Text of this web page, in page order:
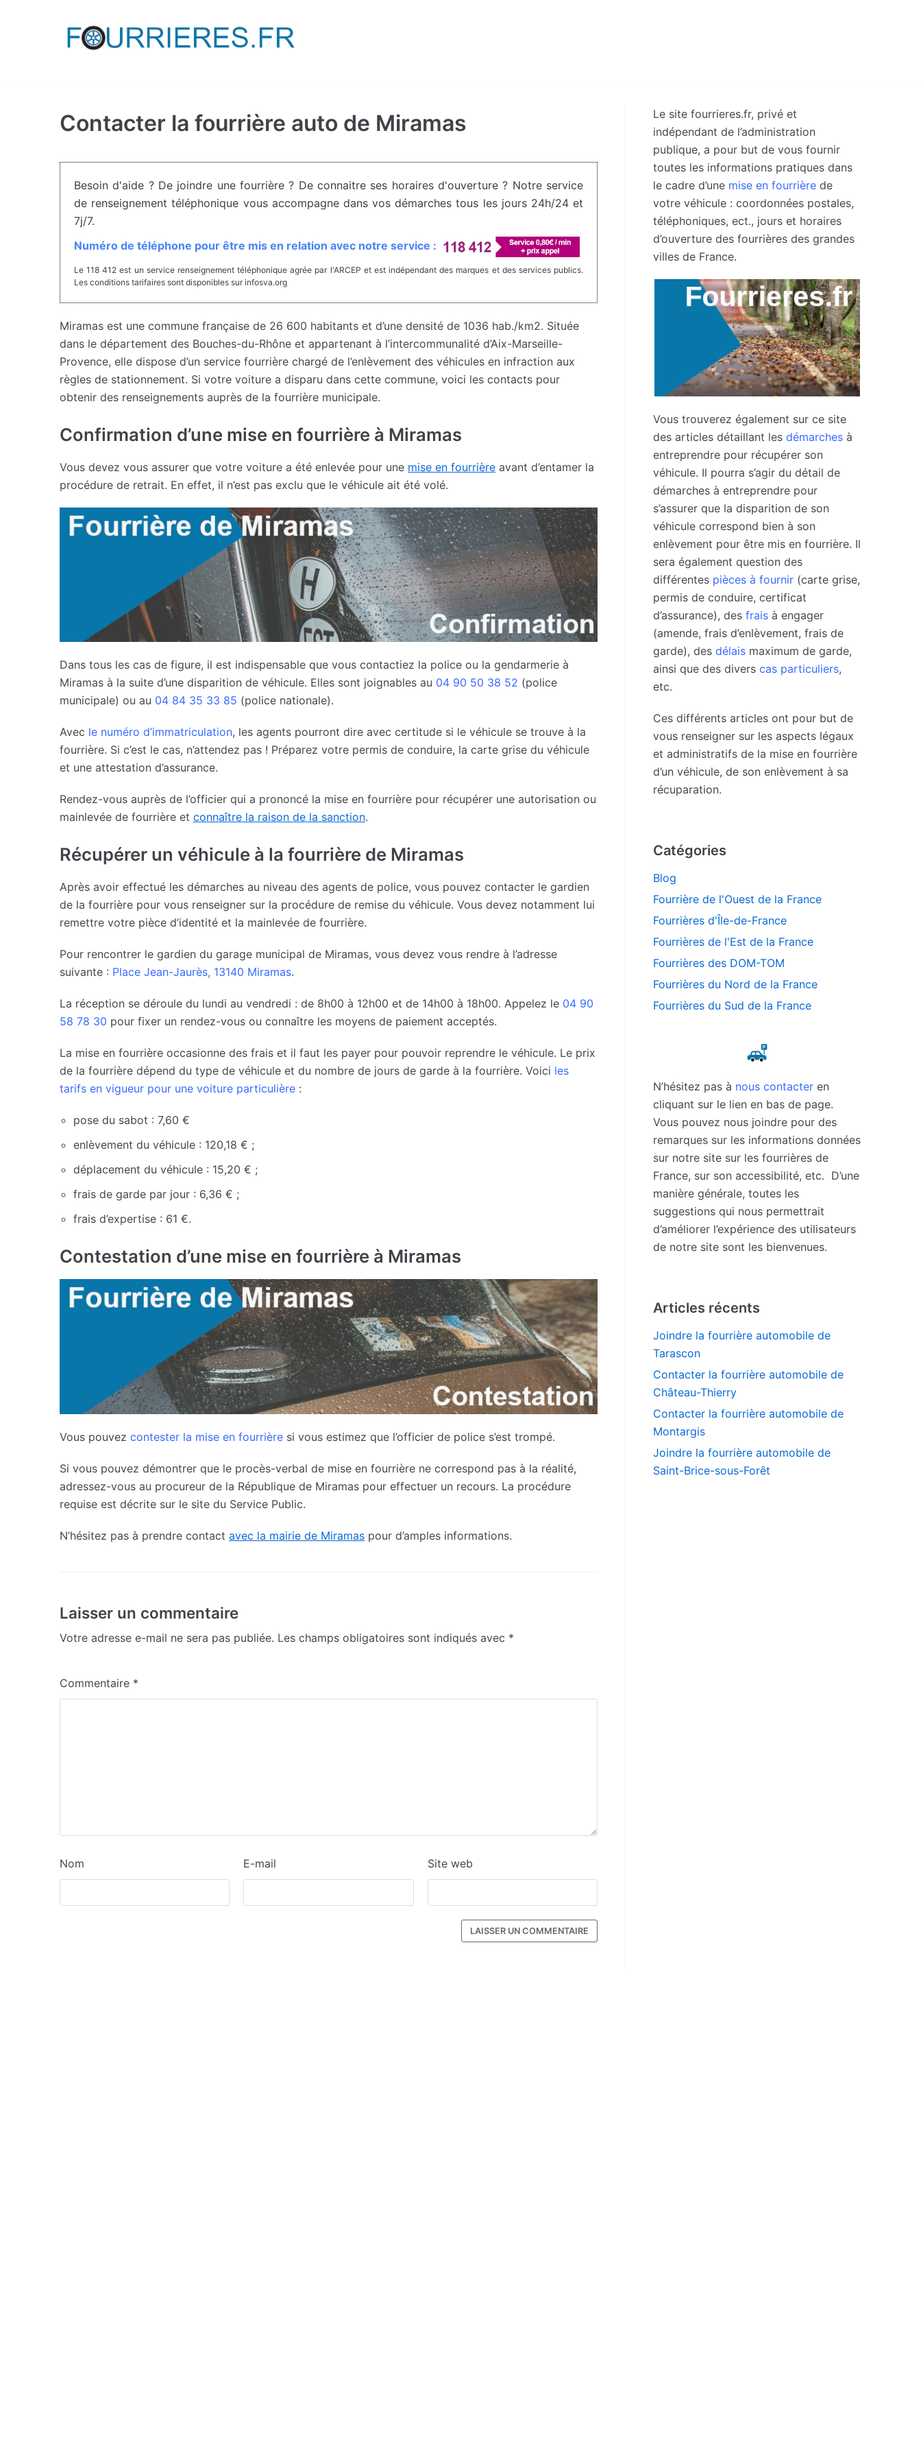
Contacter la fourrière auto de Miramas
Besoin d'aide ? De joindre une fourrière ? De connaitre ses horaires d'ouverture ? Notre service
de renseignement téléphonique vous accompagne dans vos démarches tous les jours 24h/24 et
7j/7.
Numéro de téléphone pour être mis en relation avec notre service :
Le 118 412 est un service renseignement téléphonique agrée par l'ARCEP et est indépendant des marques et des services publics.
Les conditions tarifaires sont disponibles sur infosva.org
Miramas est une commune française de 26 600 habitants et d’une densité de 1036 hab./km2. Située
dans le département des Bouches-du-Rhône et appartenant à l’intercommunalité d’Aix-Marseille-
Provence, elle dispose d’un service fourrière chargé de l’enlèvement des véhicules en infraction aux
règles de stationnement. Si votre voiture a disparu dans cette commune, voici les contacts pour
obtenir des renseignements auprès de la fourrière municipale.
Confirmation d’une mise en fourrière à Miramas
Vous devez vous assurer que votre voiture a été enlevée pour une mise en fourrière avant d’entamer la
procédure de retrait. En effet, il n’est pas exclu que le véhicule ait été volé.
Dans tous les cas de figure, il est indispensable que vous contactiez la police ou la gendarmerie à
Miramas à la suite d’une disparition de véhicule. Elles sont joignables au 04 90 50 38 52 (police
municipale) ou au 04 84 35 33 85 (police nationale).
Avec le numéro d’immatriculation, les agents pourront dire avec certitude si le véhicule se trouve à la
fourrière. Si c’est le cas, n’attendez pas ! Préparez votre permis de conduire, la carte grise du véhicule
et une attestation d’assurance.
Rendez-vous auprès de l’officier qui a prononcé la mise en fourrière pour récupérer une autorisation ou
mainlevée de fourrière et connaître la raison de la sanction.
Récupérer un véhicule à la fourrière de Miramas
Après avoir effectué les démarches au niveau des agents de police, vous pouvez contacter le gardien
de la fourrière pour vous renseigner sur la procédure de remise du véhicule. Vous devez notamment lui
remettre votre pièce d’identité et la mainlevée de fourrière.
Pour rencontrer le gardien du garage municipal de Miramas, vous devez vous rendre à l’adresse
suivante : Place Jean-Jaurès, 13140 Miramas.
La réception se déroule du lundi au vendredi : de 8h00 à 12h00 et de 14h00 à 18h00. Appelez le 04 90
58 78 30 pour fixer un rendez-vous ou connaître les moyens de paiement acceptés.
La mise en fourrière occasionne des frais et il faut les payer pour pouvoir reprendre le véhicule. Le prix
de la fourrière dépend du type de véhicule et du nombre de jours de garde à la fourrière. Voici les
tarifs en vigueur pour une voiture particulière :
pose du sabot : 7,60 €
enlèvement du véhicule : 120,18 € ;
déplacement du véhicule : 15,20 € ;
frais de garde par jour : 6,36 € ;
frais d’expertise : 61 €.
Contestation d’une mise en fourrière à Miramas
Vous pouvez contester la mise en fourrière si vous estimez que l’officier de police s’est trompé.
Si vous pouvez démontrer que le procès-verbal de mise en fourrière ne correspond pas à la réalité,
adressez-vous au procureur de la République de Miramas pour effectuer un recours. La procédure
requise est décrite sur le site du Service Public.
N’hésitez pas à prendre contact avec la mairie de Miramas pour d’amples informations.
Laisser un commentaire
Votre adresse e-mail ne sera pas publiée. Les champs obligatoires sont indiqués avec *
Commentaire *
Nom E-mail Site web
Le site fourrieres.fr, privé et
indépendant de l’administration
publique, a pour but de vous fournir
toutes les informations pratiques dans
le cadre d’une mise en fourrière de
votre véhicule : coordonnées postales,
téléphoniques, ect., jours et horaires
d’ouverture des fourrières des grandes
villes de France.
Vous trouverez également sur ce site
des articles détaillant les démarches à
entreprendre pour récupérer son
véhicule. Il pourra s’agir du détail de
démarches à entreprendre pour
s’assurer que la disparition de son
véhicule correspond bien à son
enlèvement pour être mis en fourrière. Il
sera également question des
différentes pièces à fournir (carte grise,
permis de conduire, certificat
d’assurance), des frais à engager
(amende, frais d’enlèvement, frais de
garde), des délais maximum de garde,
ainsi que des divers cas particuliers,
etc.
Ces différents articles ont pour but de
vous renseigner sur les aspects légaux
et administratifs de la mise en fourrière
d’un véhicule, de son enlèvement à sa
récuparation.
Catégories
Blog
Fourrière de l'Ouest de la France
Fourrières d'Île-de-France
Fourrières de l'Est de la France
Fourrières des DOM-TOM
Fourrières du Nord de la France
Fourrières du Sud de la France
N’hésitez pas à nous contacter en
cliquant sur le lien en bas de page.
Vous pouvez nous joindre pour des
remarques sur les informations données
sur notre site sur les fourrières de
France, sur son accessibilité, etc. D’une
manière générale, toutes les
suggestions qui nous permettrait
d’améliorer l’expérience des utilisateurs
de notre site sont les bienvenues.
Articles récents
Joindre la fourrière automobile de
Tarascon
Contacter la fourrière automobile de
Château-Thierry
Contacter la fourrière automobile de
Montargis
Joindre la fourrière automobile de
Saint-Brice-sous-Forêt